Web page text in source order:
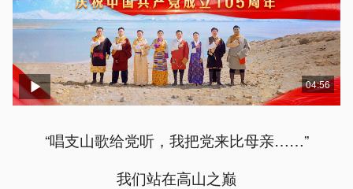
04:56
“唱支山歌给党听，我把党来比母亲……”
我们站在高山之巅